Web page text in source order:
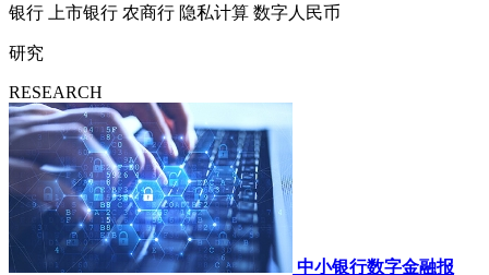
银行
上市银行 农商行 隐私计算 数字人民币
研究
RESEARCH
中小银行数字金融报